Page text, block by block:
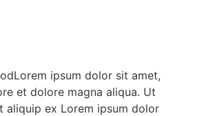
ipsum dolor sit amet,
et dolore magna aliqua. Ut
aliquip ex Lorem ipsum dolor